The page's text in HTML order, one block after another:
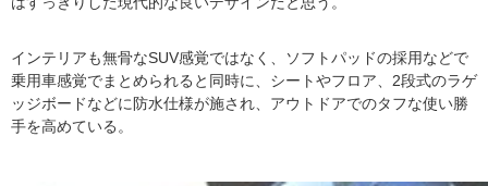
インテリアも無骨なSUV感覚ではなく、ソフトパッドの採用などで
乗用車感覚でまとめられると同時に、シートやフロア、2段式のラゲ
ッジボードなどに防水仕様が施され、アウトドアでのタフな使い勝
手を高めている。